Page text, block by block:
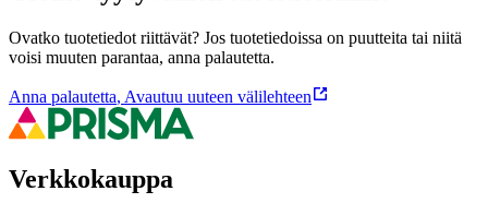
Ovatko tuotetiedot riittävät? Jos tuotetiedoissa on puutteita tai niitä
voisi muuten parantaa, anna palautetta.
Anna palautetta, Avautuu uuteen välilehteen
Verkkokauppa